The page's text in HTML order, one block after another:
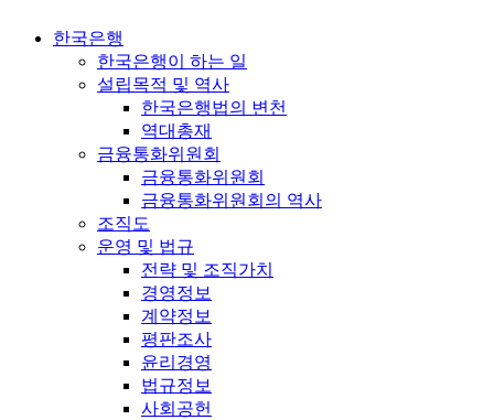
한국은행
한국은행이 하는 일
설립목적 및 역사
한국은행법의 변천
역대총재
금융통화위원회
금융통화위원회
금융통화위원회의 역사
조직도
운영 및 법규
전략 및 조직가치
경영정보
계약정보
평판조사
윤리경영
법규정보
사회공헌